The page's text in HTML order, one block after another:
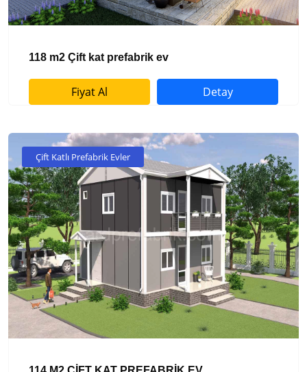
118 m2 Çift kat prefabrik ev
Fiyat Al Detay
Çift Katlı Prefabrik Evler